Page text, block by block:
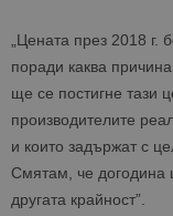
„Цената през 2018 г.
поради каква
ще се постигне тази
производителите
и които задържат с
Смятам, че
другата крайност”.